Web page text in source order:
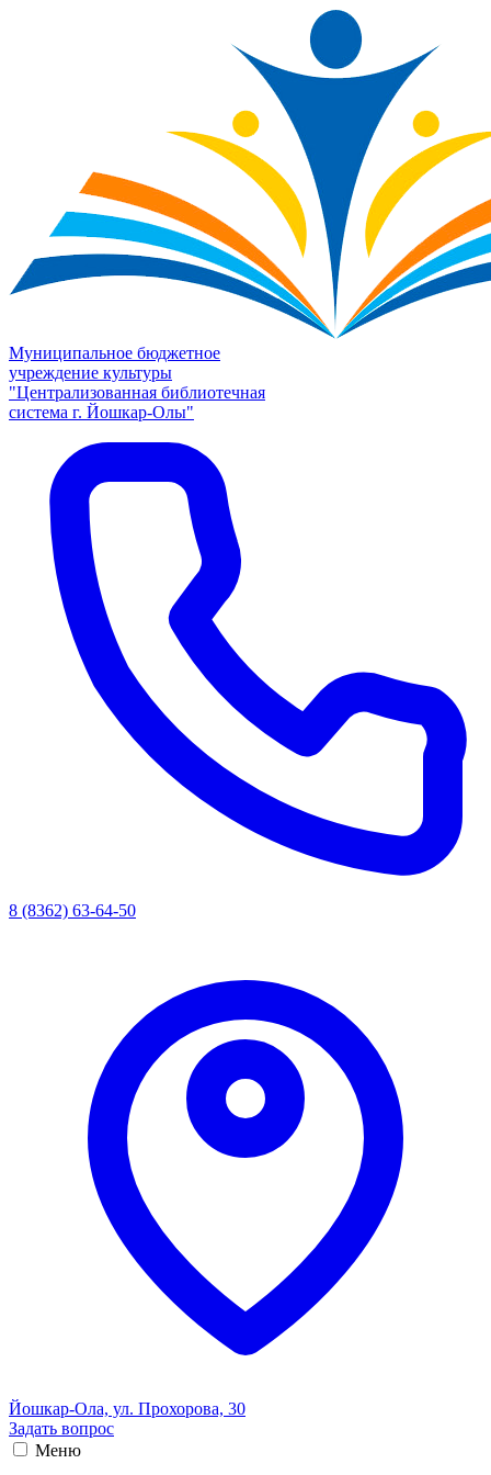
Муниципальное бюджетное
учреждение культуры
"Централизованная библиотечная
система г. Йошкар-Олы"
8 (8362) 63-64-50
Йошкар-Ола, ул. Прохорова, 30
Задать вопрос
Меню